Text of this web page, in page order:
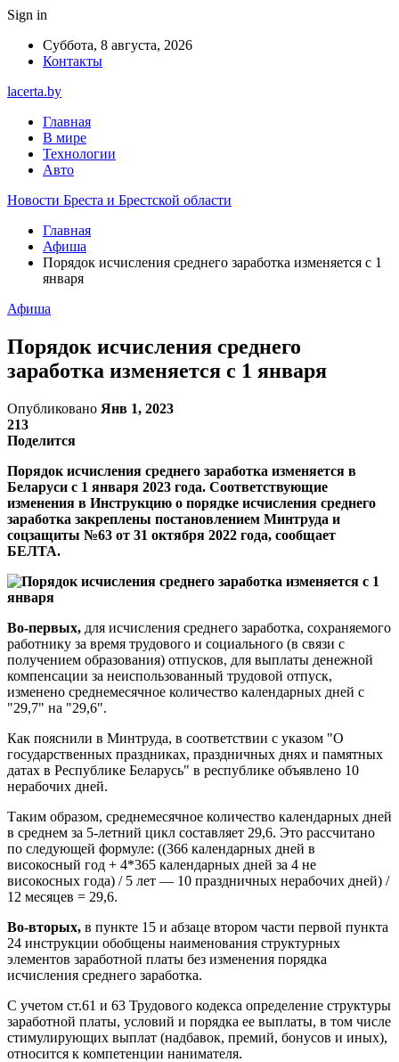
Sign in
Суббота, 8 августа, 2026
Контакты
lacerta.by
Главная
В мире
Технологии
Авто
Новости Бреста и Брестской области
Главная
Афиша
Порядок исчисления среднего заработка изменяется с 1
января
Афиша
Порядок исчисления среднего
заработка изменяется с 1 января
Опубликовано Янв 1, 2023
213
Поделится
Порядок исчисления среднего заработка изменяется в
Беларуси с 1 января 2023 года. Соответствующие
изменения в Инструкцию о порядке исчисления среднего
заработка закреплены постановлением Минтруда и
соцзащиты №63 от 31 октября 2022 года, сообщает
БЕЛТА.
Во-первых, для исчисления среднего заработка, сохраняемого
работнику за время трудового и социального (в связи с
получением образования) отпусков, для выплаты денежной
компенсации за неиспользованный трудовой отпуск,
изменено среднемесячное количество календарных дней с
"29,7" на "29,6".
Как пояснили в Минтруда, в соответствии с указом "О
государственных праздниках, праздничных днях и памятных
датах в Республике Беларусь" в республике объявлено 10
нерабочих дней.
Таким образом, среднемесячное количество календарных дней
в среднем за 5-летний цикл составляет 29,6. Это рассчитано
по следующей формуле: ((366 календарных дней в
високосный год + 4*365 календарных дней за 4 не
високосных года) / 5 лет — 10 праздничных нерабочих дней) /
12 месяцев = 29,6.
Во-вторых, в пункте 15 и абзаце втором части первой пункта
24 инструкции обобщены наименования структурных
элементов заработной платы без изменения порядка
исчисления среднего заработка.
С учетом ст.61 и 63 Трудового кодекса определение структуры
заработной платы, условий и порядка ее выплаты, в том числе
стимулирующих выплат (надбавок, премий, бонусов и иных),
относится к компетенции нанимателя.